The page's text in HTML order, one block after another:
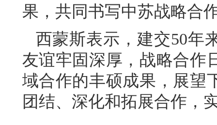
果，共同书写中苏战略合
西蒙斯表示，建交50年
友谊牢固深厚，战略合作
域合作的丰硕成果，展望
团结、深化和拓展合作，